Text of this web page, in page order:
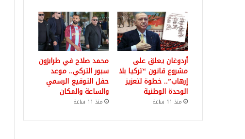
أردوغان يعلق على
مشروع قانون “تركيا بلا
إرهاب”.. خطوة لتعزيز
الوحدة الوطنية
منذ 11 ساعة
محمد صلاح في طرابزون
سبور التركي.. موعد
حفل التوقيع الرسمي
والساعة والمكان
منذ 11 ساعة